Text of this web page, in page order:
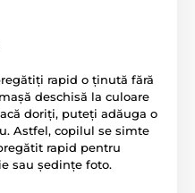
rapid o ținută fără
deschisă la culoare
doriți, puteți adăuga o
Astfel, copilul se simte
rapid pentru
sau ședințe foto.